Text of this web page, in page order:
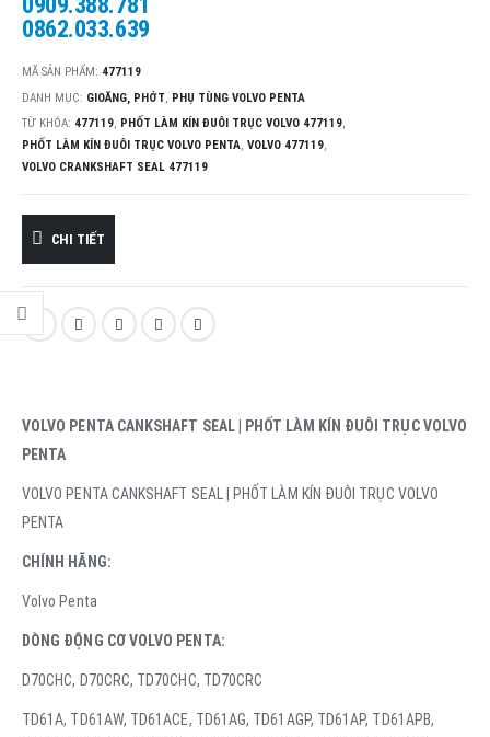
0862.033.639
MÃ SẢN PHẨM: 477119
DANH MỤC: GIOĂNG, PHỚT
PHỤ TÙNG VOLVO PENTA
TỪ KHÓA: 477119, PHỐT LÀM KÍN ĐUÔI TRỤC VOLVO 477119,
PHỐT LÀM KÍN ĐUÔI TRỤC VOLVO PENTA, VOLVO 477119,
VOLVO CRANKSHAFT SEAL 477119
CHI TIẾT
VOLVO PENTA CANKSHAFT SEAL | PHỐT LÀM KÍN ĐUÔI TRỤC VOLVO
PENTA
VOLVO PENTA CANKSHAFT SEAL | PHỐT LÀM KÍN ĐUÔI TRỤC VOLVO
PENTA
CHÍNH HÃNG:
Volvo Penta
DÒNG ĐỘNG CƠ VOLVO PENTA:
D70CHC, D70CRC, TD70CHC, TD70CRC
TD61A, TD61AW, TD61ACE, TD61AG, TD61AGP, TD61AP, TD61APB,